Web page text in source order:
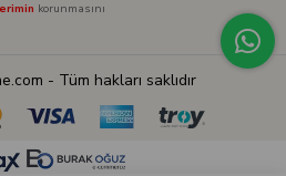
korunmasını
- Tüm hakları saklıdır